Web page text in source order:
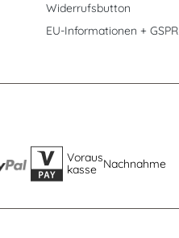
Widerrufsbutton
EU-Informationen + GSPR
Voraus
kasse Nachnahme